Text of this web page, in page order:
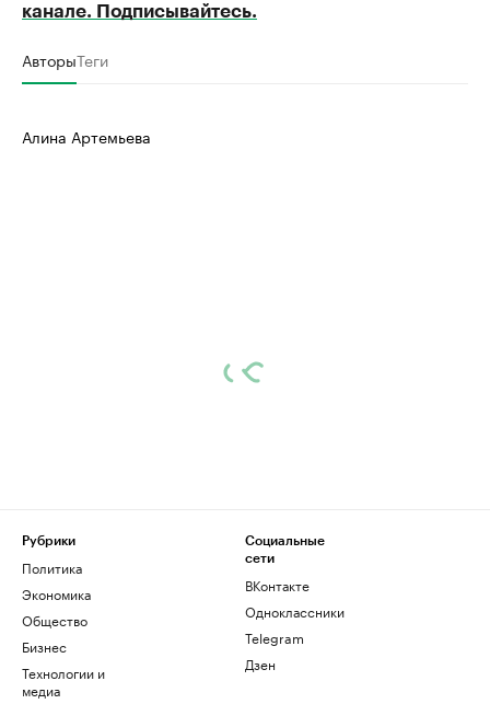
канале. Подписывайтесь.
АвторыТеги
Алина Артемьева
Рубрики
Политика
Экономика
Общество
Бизнес
Технологии и
медиа
Социальные
сети
ВКонтакте
Одноклассники
Telegram
Дзен